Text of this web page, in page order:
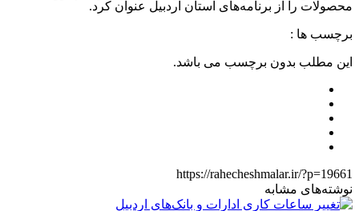
محصولات را از برنامه‌های استان اردبیل عنوان کرد.
برچسب ها :
این مطلب بدون برچسب می باشد.
https://rahecheshmalar.ir/?p=19661
نوشته‌های مشابه